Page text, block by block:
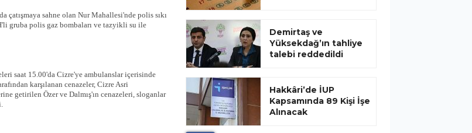
çatışmaya sahne olan Nur Mahallesi'nde polis sıkı
gruba polis gaz bombaları ve tazyikli su ile
saat 15.00'da Cizre'ye ambulanslar içerisinde
karşılanan cenazeler, Cizre Asri
getirilen Özer ve Dalmış'ın cenazeleri, sloganlar
Demirtaş ve
Yüksekdağ’ın tahliye
talebi reddedildi
Hakkâri’de İUP
Kapsamında 89 Kişi İşe
Alınacak